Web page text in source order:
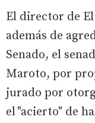
El director de
además de
Senado, el
Maroto, por
jurado por
el "acierto" de